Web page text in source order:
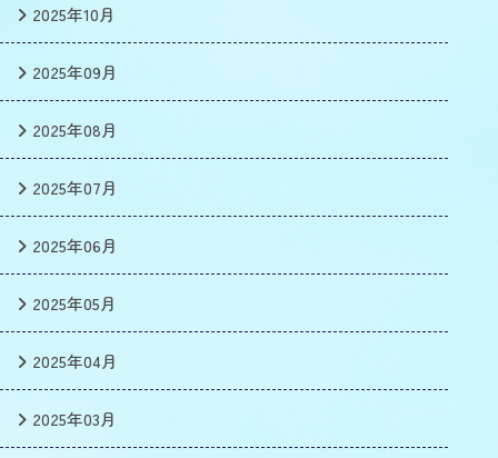
2025年10月
2025年09月
2025年08月
2025年07月
2025年06月
2025年05月
2025年04月
2025年03月